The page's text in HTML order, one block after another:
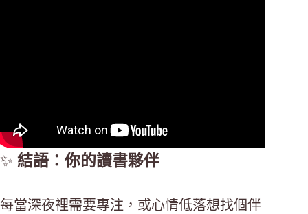
✨ 結語：你的讀書夥伴
每當深夜裡需要專注，或心情低落想找個伴